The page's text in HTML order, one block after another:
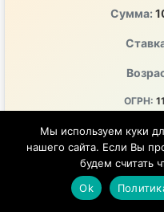
Сумма:
ОГРН:
ЦБ РФ:
Перечисление
Удобно, быстро и
Мы используем куки
нашего сайта. Если Вы
будем считать
Ok